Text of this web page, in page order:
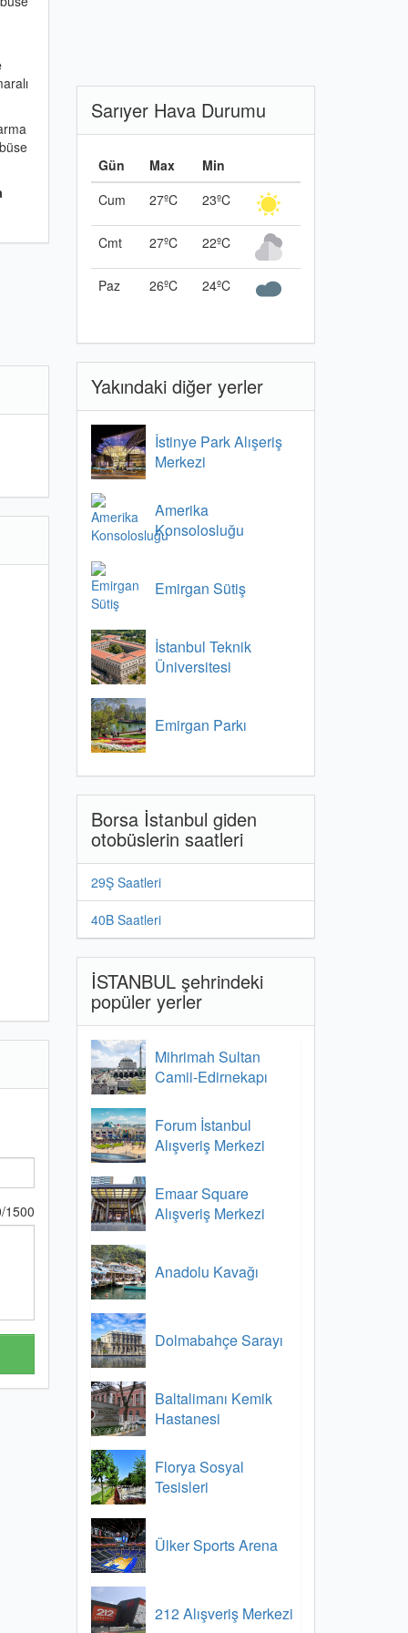
/1500
Sarıyer Hava Durumu
Gün Max
Min
Cum
27ºC 23ºC
Cmt 27ºC 22ºC
Paz 26ºC 24ºC
Yakındaki diğer yerler
İstinye Park Alışeriş
Merkezi
Amerika
Konsolosluğu
Emirgan Sütiş
İstanbul Teknik
Üniversitesi
Emirgan Parkı
Borsa İstanbul giden
otobüslerin saatleri
29Ş Saatleri
40B Saatleri
İSTANBUL şehrindeki
popüler yerler
Mihrimah Sultan
Camii-Edirnekapı
Forum İstanbul
Alışveriş Merkezi
Emaar Square
Alışveriş Merkezi
Anadolu Kavağı
Dolmabahçe Sarayı
Baltalimanı Kemik
Hastanesi
Florya Sosyal
Tesisleri
Ülker Sports Arena
212 Alışveriş Merkezi